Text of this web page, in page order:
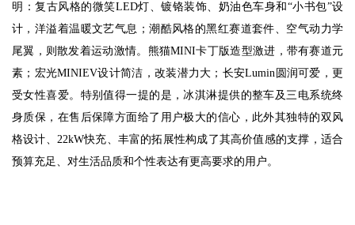
明：复古风格的微笑LED灯、镀铬装饰、奶油色车身和“小书包”设
计，洋溢着温暖文艺气息；潮酷风格的黑红赛道套件、空气动力学
尾翼，则散发着运动激情。熊猫MINI卡丁版造型激进，带有赛道元
素；宏光MINIEV设计简洁，改装潜力大；长安Lumin圆润可爱，更
受女性喜爱。特别值得一提的是，冰淇淋提供的整车及三电系统终
身质保，在售后保障方面给了用户极大的信心，此外其独特的双风
格设计、22kW快充、丰富的拓展性构成了其高价值感的支撑，适合
预算充足、对生活品质和个性表达有更高要求的用户。